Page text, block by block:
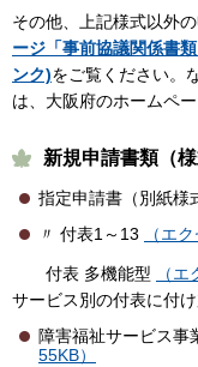
その他、上記様式以外
ージ「事前協議関係書
ンク)をご覧ください。
は、大阪府のホームペ
新規申請書類（様
指定申請書（別紙様
〃 付表1～13
（エ
付表 多機能型 （
サービス別の付表に付
障害福祉サービス事
55KB）